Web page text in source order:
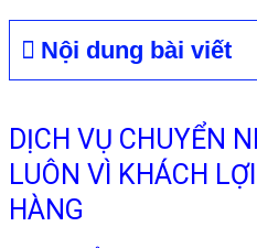
Nội dung bài viết
DỊCH VỤ CHUYỂN
LUÔN VÌ KHÁCH
HÀNG